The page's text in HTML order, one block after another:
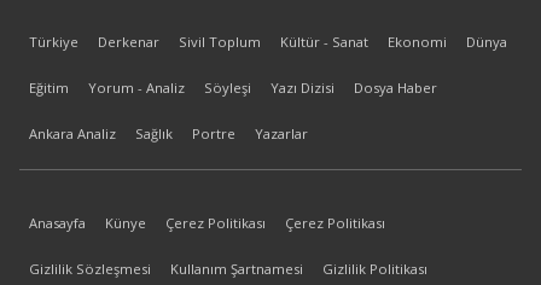
Türkiye Derkenar Sivil Toplum Kültür - Sanat Ekonomi Dünya
Eğitim Yorum - Analiz Söyleşi Yazı Dizisi Dosya Haber
Ankara Analiz Sağlık Portre Yazarlar
Anasayfa Künye Çerez Politikası Çerez Politikası
Gizlilik Sözleşmesi Kullanım Şartnamesi Gizlilik Politikası